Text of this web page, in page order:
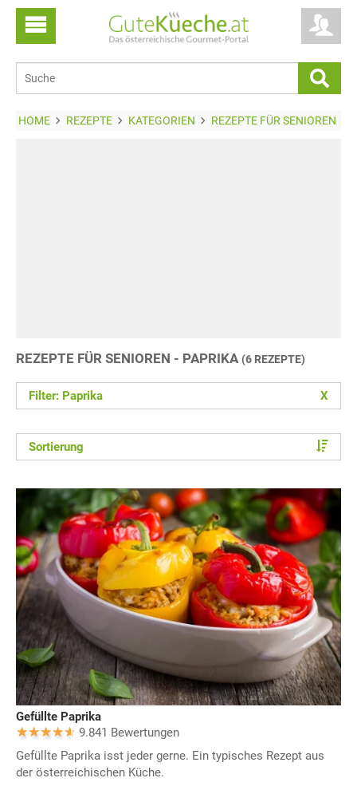
HOME REZEPTE KATEGORIEN REZEPTE FÜR SENIOREN
REZEPTE FÜR SENIOREN - PAPRIKA (6 REZEPTE)
Filter: Paprika X
Sortierung
Gefüllte Paprika
9.841 Bewertungen
Gefüllte Paprika isst jeder gerne. Ein typisches Rezept aus
der österreichischen Küche.